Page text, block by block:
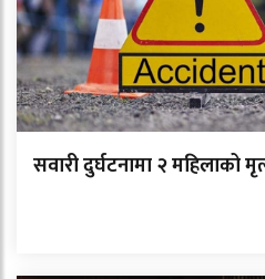
सवारी दुर्घटनामा २ महिलाको